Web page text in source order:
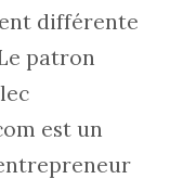
différente
patron
est un